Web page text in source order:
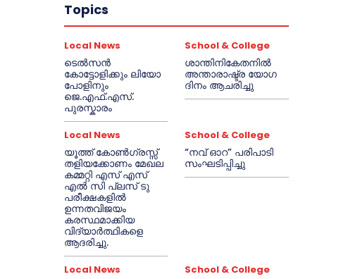
Topics
Local News
ടെൽസൻ
കോട്ടോളിക്കും ലിയോ
പോളിനും
ജെ.എഫ്.എസ്.
പുരസ്കാരം
School & College
ശാന്തിനികേതനിൽ
അന്താരാഷ്ട്ര യോഗ
ദിനം ആചരിച്ചു
Local News
യൂത്ത് കോൺഗ്രസ്സ്
തളിയക്കോണം മേഖല
കമ്മറ്റി എസ് എസ്
എൽ സി പ്ലസ് ടു
പരീക്ഷകളിൽ
ഉന്നതവിജയം
കരസ്ഥമാക്കിയ
വിദ്യാർത്ഥികളെ
ആദരിച്ചു.
School & College
“നവ് ഓറ” പരിപാടി
സംഘടിപ്പിച്ചു
Local News School & College